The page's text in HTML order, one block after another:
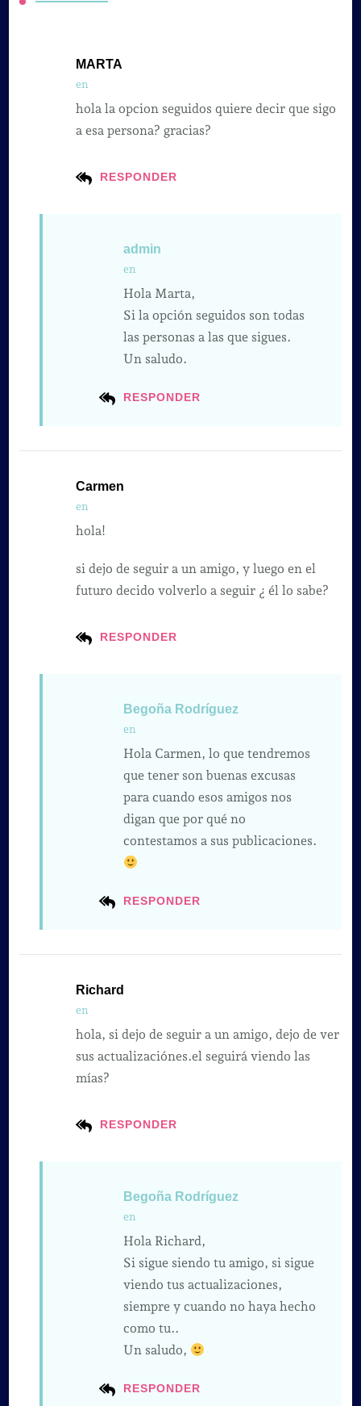
MARTA
en
RESPONDER
hola la opcion seguidos quiere decir que sigo
a esa persona? gracias?
admin
en
RESPONDER
Hola Marta,
Si la opción seguidos son todas
las personas a las que sigues.
Un saludo.
Carmen
en
RESPONDER
hola!
si dejo de seguir a un amigo, y luego en el
futuro decido volverlo a seguir ¿ él lo sabe?
Begoña Rodríguez
en
RESPONDER
Hola Carmen, lo que tendremos
que tener son buenas excusas
para cuando esos amigos nos
digan que por qué no
contestamos a sus publicaciones.
Richard
en
RESPONDER
hola, si dejo de seguir a un amigo, dejo de ver
sus actualizaciónes.el seguirá viendo las
mías?
Begoña Rodríguez
en
RESPONDER
Hola Richard,
Si sigue siendo tu amigo, si sigue
viendo tus actualizaciones,
siempre y cuando no haya hecho
como tu..
Un saludo,